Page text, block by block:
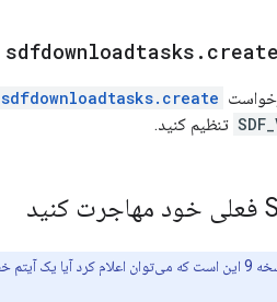
sdfdownloadtasks . create
sdfdownloadtasks.create
تنظیم کنید.
خیر. این ستون از